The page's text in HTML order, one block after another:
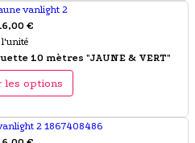
€
l'unité
10 mètres "JAUNE & VERT"
les options